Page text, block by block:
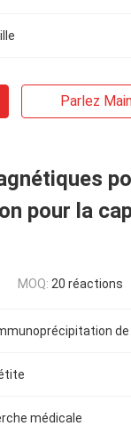
Parlez
pour la
MOQ: 20 réactions
médicale